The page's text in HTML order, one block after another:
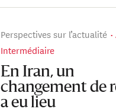
Perspectives sur l’actualité
Intermédiaire
En Iran, un
changement de
a eu lieu